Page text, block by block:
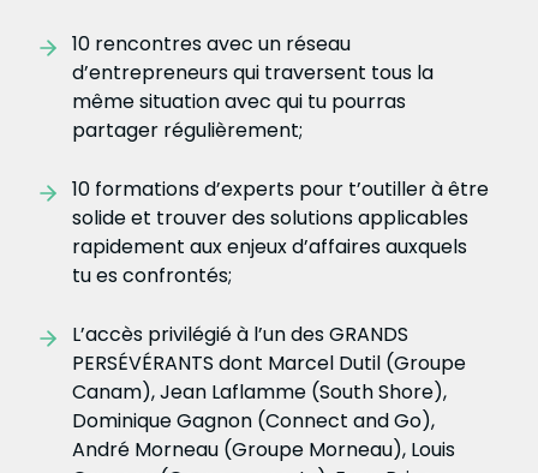
10 rencontres avec un réseau
d’entrepreneurs qui traversent tous la
même situation avec qui tu pourras
partager régulièrement;
10 formations d’experts pour t’outiller à être
solide et trouver des solutions applicables
rapidement aux enjeux d’affaires auxquels
tu es confrontés;
L’accès privilégié à l’un des GRANDS
PERSÉVÉRANTS dont Marcel Dutil (Groupe
Canam), Jean Laflamme (South Shore),
Dominique Gagnon (Connect and Go),
André Morneau (Groupe Morneau), Louis